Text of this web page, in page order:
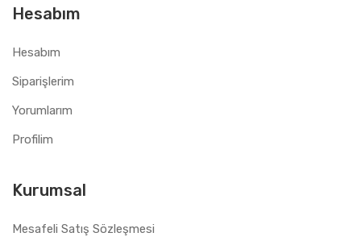
Hesabım
Hesabım
Siparişlerim
Yorumlarım
Profilim
Kurumsal
Mesafeli Satış Sözleşmesi